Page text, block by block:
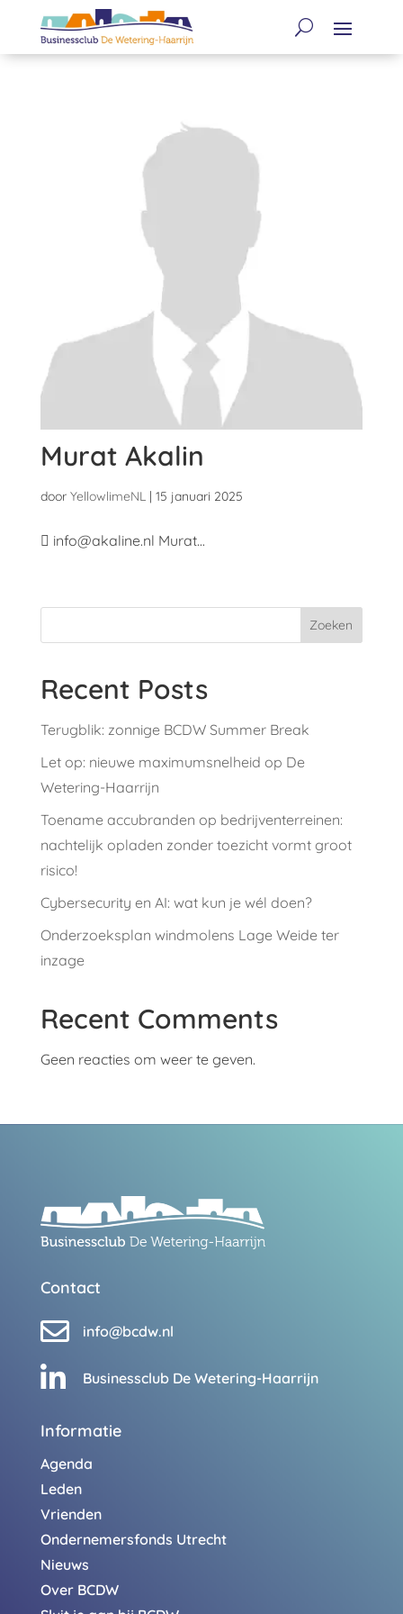
Murat Akalin
door YellowlimeNL| 15 januari 2025
 info@akaline.nl Murat...
Zoeken
Recent Posts
Terugblik: zonnige BCDW Summer Break
Let op: nieuwe maximumsnelheid op De
Wetering-Haarrijn
Toename accubranden op bedrijventerreinen:
nachtelijk opladen zonder toezicht vormt groot
risico!
Cybersecurity en AI: wat kun je wél doen?
Onderzoeksplan windmolens Lage Weide ter
inzage
Recent Comments
Geen reacties om weer te geven.
Contact
 info@bcdw.nl
 Businessclub De Wetering-Haarrijn
Informatie
Agenda
Leden
Vrienden
Ondernemersfonds Utrecht
Nieuws
Over BCDW